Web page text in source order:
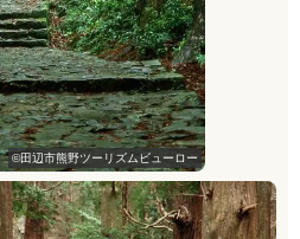
©田辺市熊野ツーリズムビューロー